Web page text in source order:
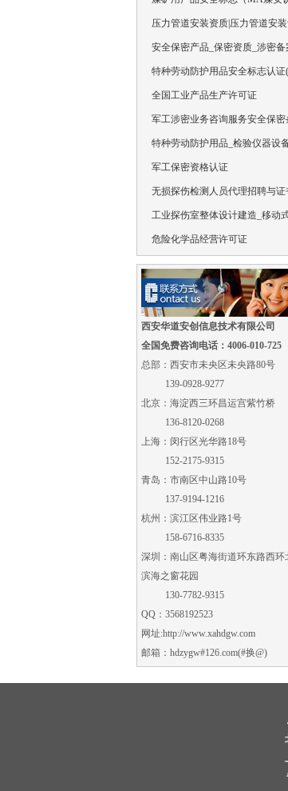
压力管道安装资质|压力管道安
安全保密产品_保密资质_涉密备
特种劳动防护用品安全标志认
全国工业产品生产许可证
军工涉密业务咨询服务安全保密
特种劳动防护用品_检验仪器设
军工保密资格认证
无损探伤检测人员代理招聘与证
工业探伤室整体设计建造_移动
危险化学品经营许可证
西安华道安创信息技术有限公司
全国免费咨询电话：4006-010-725
总部：西安市未央区未央路80号
139-0928-9277
北京：海淀西三环昌运宫紫竹桥
136-8120-0268
上海：闵行区光华路18号
152-2175-9315
青岛：市南区中山路10号
137-9194-1216
杭州：滨江区伟业路1号
158-6716-8335
深圳：南山区粤海街道环东路西环
滨海之窗花园
130-7782-9315
QQ：3568192523
网址:http://www.xahdgw.com
邮箱：hdzygw#126.com(#换@)